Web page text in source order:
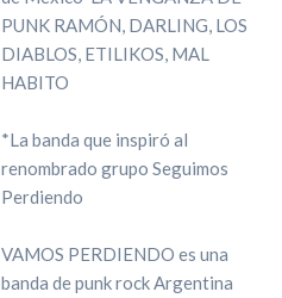
PUNK RAMÓN, DARLING, LOS
DIABLOS, ETILIKOS, MAL
HABITO
*La banda que inspiró al
renombrado grupo Seguimos
Perdiendo
VAMOS PERDIENDO es una
banda de punk rock Argentina